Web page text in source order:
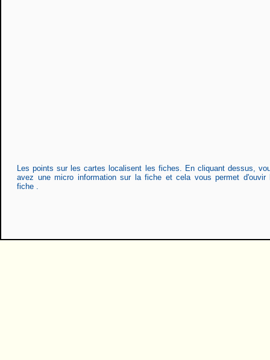
Les points sur les cartes localisent les fiches. En cliquant dessus,
avez une micro information sur la fiche et cela vous permet d'ouvir
fiche .